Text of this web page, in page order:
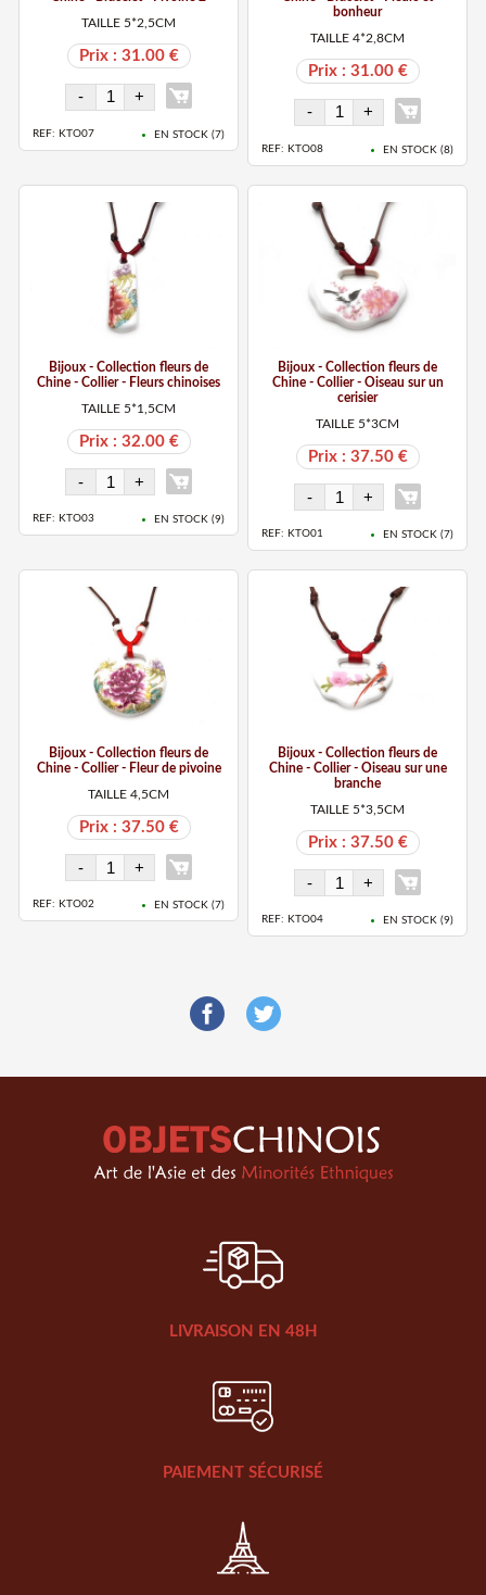
TAILLE 5*2,5CM
Prix : 31.00 €
REF: KTO07 EN STOCK (7)
bonheur
TAILLE 4*2,8CM
Prix : 31.00 €
REF: KTO08 EN STOCK (8)
Bijoux - Collection fleurs de
Chine - Collier - Fleurs chinoises
TAILLE 5*1,5CM
Prix : 32.00 €
REF: KTO03 EN STOCK (9)
Bijoux - Collection fleurs de
Chine - Collier - Oiseau sur un
cerisier
TAILLE 5*3CM
Prix : 37.50 €
REF: KTO01 EN STOCK (7)
Bijoux - Collection fleurs de
Chine - Collier - Fleur de pivoine
TAILLE 4,5CM
Prix : 37.50 €
REF: KTO02 EN STOCK (7)
Bijoux - Collection fleurs de
Chine - Collier - Oiseau sur une
branche
TAILLE 5*3,5CM
Prix : 37.50 €
REF: KTO04 EN STOCK (9)
LIVRAISON EN 48H
PAIEMENT SÉCURISÉ